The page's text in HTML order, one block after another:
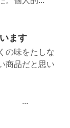
ます
の味をたしな
商品だと思い